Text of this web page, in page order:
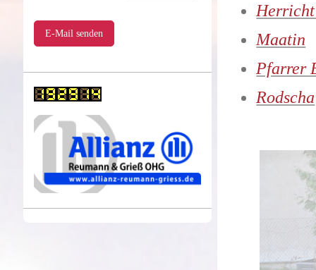
Maatin
Pfarrer
Rodscha
E-Mail senden